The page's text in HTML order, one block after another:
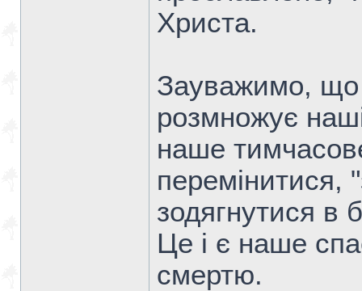
Христа.
Зауважимо, що
розмножує
наше
перемінитися,
зодягнутися в
Це і є наше
смертю.